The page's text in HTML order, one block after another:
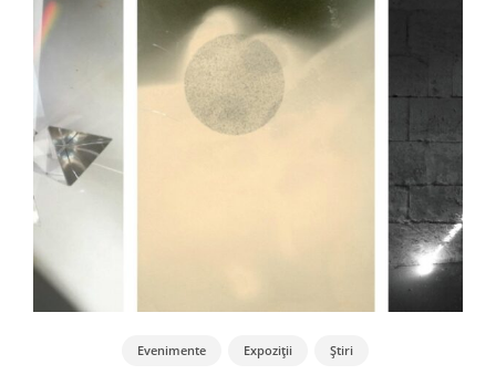
Evenimente Expoziții Știri